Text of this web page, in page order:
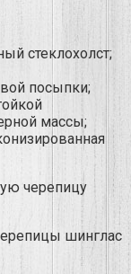
стеклохолст;
посыпки;
массы;
черепицу
шинглас